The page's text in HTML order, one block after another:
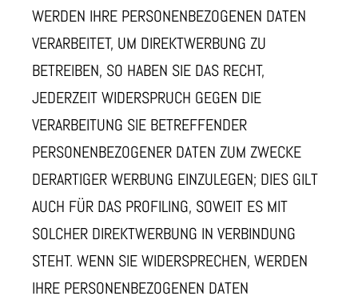
WERDEN IHRE PERSONENBEZOGENEN DATEN
VERARBEITET, UM DIREKTWERBUNG ZU
BETREIBEN, SO HABEN SIE DAS RECHT,
JEDERZEIT WIDERSPRUCH GEGEN DIE
VERARBEITUNG SIE BETREFFENDER
PERSONENBEZOGENER DATEN ZUM ZWECKE
DERARTIGER WERBUNG EINZULEGEN; DIES GILT
AUCH FÜR DAS PROFILING, SOWEIT ES MIT
SOLCHER DIREKTWERBUNG IN VERBINDUNG
STEHT. WENN SIE WIDERSPRECHEN, WERDEN
IHRE PERSONENBEZOGENEN DATEN